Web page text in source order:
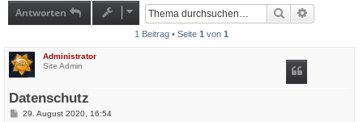
Antworten Suche
1 Beitrag • Seite 1 von 1
Administrator
Site Admin
Datenschutz
B29. August 2020, 16:54